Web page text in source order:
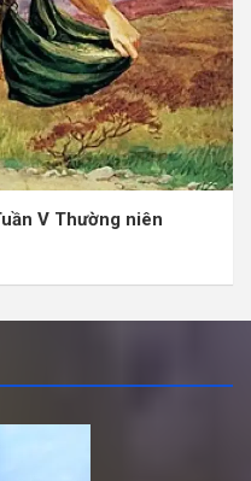
V Thường niên